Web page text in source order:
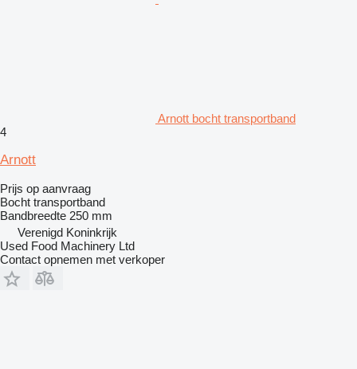
Arnott bocht transportband
4
Arnott
Prijs op aanvraag
Bocht transportband
Bandbreedte 250 mm
Verenigd Koninkrijk
Used Food Machinery Ltd
Contact opnemen met verkoper